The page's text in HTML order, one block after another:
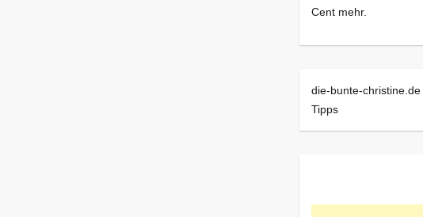
Cent mehr.
die-bunte-christine.de
Tipps